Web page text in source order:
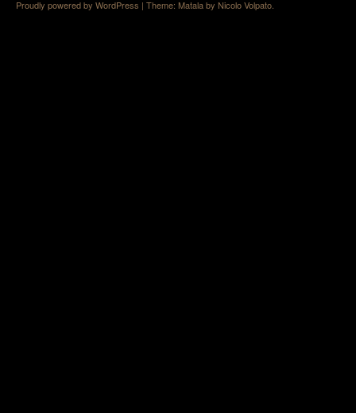
Proudly powered by WordPress | Theme: Matala by Nicolo Volpato